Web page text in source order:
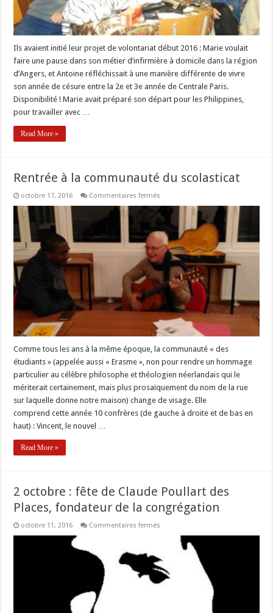
Ils avaient initié leur projet de volontariat début 2016 : Marie voulait
faire une pause dans son métier d’infirmière à domicile dans la région
d’Angers, et Antoine réfléchissait à une manière différente de vivre
son année de césure entre la 2e et 3e année de Centrale Paris.
Disponibilité ! Marie avait préparé son départ pour les Philippines,
pour travailler avec …
Read More »
Rentrée à la communauté du scolasticat
octobre 17, 2016 Commentaires fermés
communauté
du
scolasticat
Comme tous les ans à la même époque, la communauté « des
étudiants » (appelée aussi « Erasme », non pour rendre un hommage
particulier au célèbre philosophe et théologien néerlandais qui le
mériterait certainement, mais plus prosaïquement du nom de la rue
sur laquelle donne notre maison) change de visage. Elle
comprend cette année 10 confrères (de gauche à droite et de bas en
haut) : Vincent, le nouvel …
Read More »
2 octobre : fête de Claude Poullart des
Places, fondateur de la congrégation
octobre 11, 2016 Commentaires fermés
octobre
fête
de
Claude
Poullart